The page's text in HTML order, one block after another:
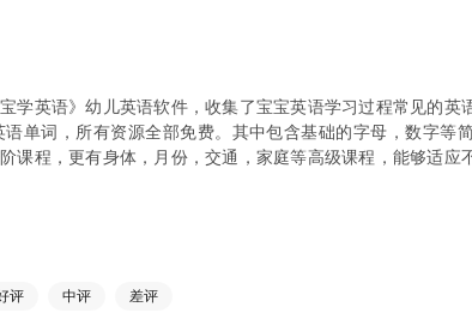
学英语》幼儿英语软件，收集了宝宝英语学习过程常见的英
单词，所有资源全部免费。其中包含基础的字母，数字等
课程，更有身体，月份，交通，家庭等高级课程，能够适应
宝常用的英语词汇，并会定期更新增加更多内容。
的图片和真人标准美国英语发音。
检测宝宝的学习效果。
评 中评 差评